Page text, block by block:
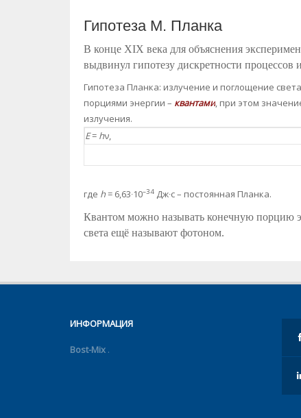
Гипотеза М. Планка
В конце XIX века для объяснения
выдвинул гипотезу дискретности процессов
Гипотеза Планка: излучение и поглощение
порциями энергии – квантами, при этом
излучения.
E= hν,
где h= 6,63∙10–34 Дж∙с– постоянная Планка.
Квантом можно называть конечную порцию
света ещё называют фотоном.
ИНФОРМАЦИЯ
Bost-Mix .